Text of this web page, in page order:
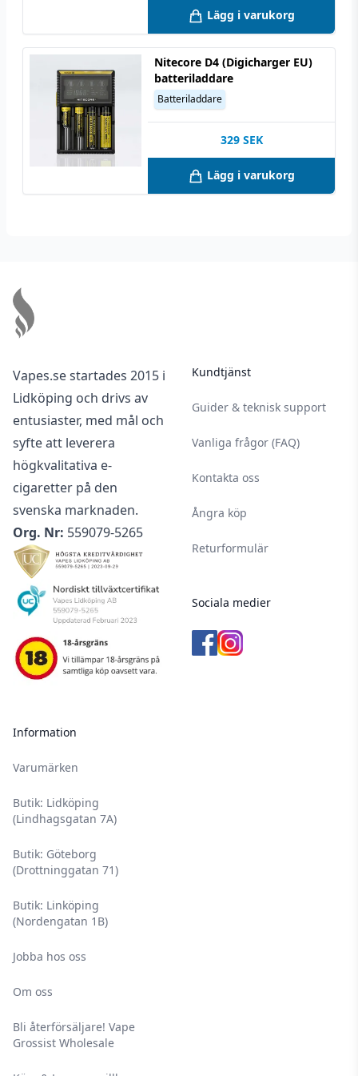
Lägg i varukorg
Nitecore D4 (Digicharger EU)
batteriladdare
Batteriladdare
329 SEK
Lägg i varukorg
Vapes.se startades 2015 i
Lidköping och drivs av
entusiaster, med mål och
syfte att leverera
högkvalitativa e-
cigaretter på den
svenska marknaden.
Org. Nr: 559079-5265
Information
Varumärken
Butik: Lidköping
(Lindhagsgatan 7A)
Butik: Göteborg
(Drottninggatan 71)
Butik: Linköping
(Nordengatan 1B)
Jobba hos oss
Om oss
Bli återförsäljare! Vape
Grossist Wholesale
Kundtjänst
Guider & teknisk support
Vanliga frågor (FAQ)
Kontakta oss
Ångra köp
Returformulär
Sociala medier